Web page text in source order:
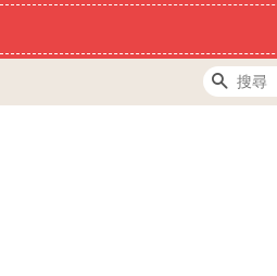
搜尋